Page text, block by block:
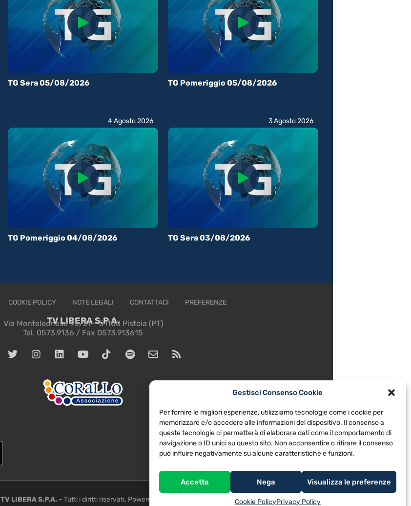
Gestisci Consenso Cookie
Per fornire le migliori esperienze, utilizziamo tecnologie come i cookie per
memorizzare e/o accedere alle informazioni del dispositivo. Il consenso a
queste tecnologie ci permetterà di elaborare dati come il comportamento di
navigazione o ID unici su questo sito. Non acconsentire o ritirare il consenso
può influire negativamente su alcune caratteristiche e funzioni.
Accetta Nega Visualizza le preferenze
Cookie PolicyPrivacy Policy
TG Sera 05/08/2026 TG Pomeriggio 05/08/2026
TG Pomeriggio 04/08/2026
4 Agosto 2026
TG Sera 03/08/2026
3 Agosto 2026
COOKIE POLICY NOTE LEGALI CONTATTACI PREFERENZE
TV LIBERA S.P.A.
Via Monteleonese 95/21 – 51100 Pistoia (PT)
Tel. 0573.9136 / Fax 0573.913615
TV LIBERA S.P.A.– Tutti i diritti riservati. Powered by